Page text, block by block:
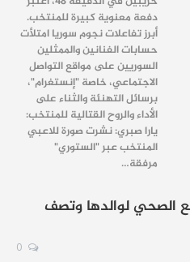
دفعة معنوية كبيرة للمنتخب.
أبرز تفاعلات نجوم سوريا امتلأت
حسابات الفنانين والممثلين
السوريين على مواقع التواصل
الاجتماعي، خاصة "إنستغرام"،
برسائل التهنئة والثناء على
الأداء والروح القتالية للمنتخب:
يارا صبري: نشرت صورة للاعبي
المنتخب عبر "الستوري"
مرفقة…
الصحي لوالدها وتصف